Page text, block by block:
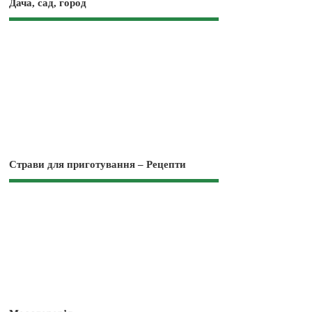
Дача, сад, город
Страви для приготування – Рецепти